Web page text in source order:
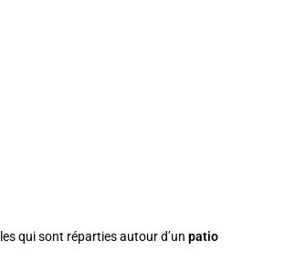
qui sont réparties autour d’unpatio